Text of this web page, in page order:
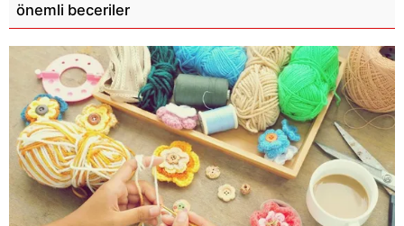
önemli beceriler